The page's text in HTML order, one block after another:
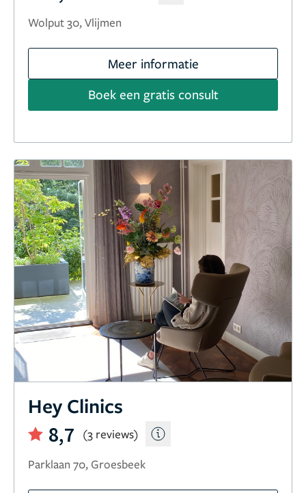
Wolput 30, Vlijmen
Meer informatie
Boek een gratis consult
Hey Clinics
8,7
(3 reviews)
Parklaan 70, Groesbeek